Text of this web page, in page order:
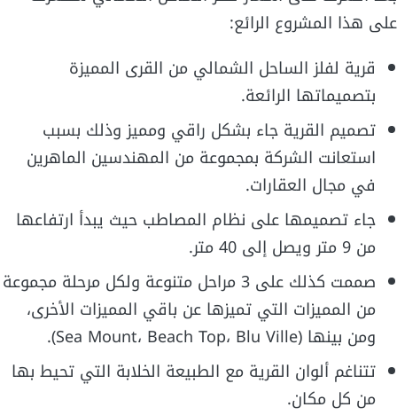
على هذا المشروع الرائع:
قرية لفلز الساحل الشمالي من القرى المميزة
بتصميماتها الرائعة.
تصميم القرية جاء بشكل راقي ومميز وذلك بسبب
استعانت الشركة بمجموعة من المهندسين الماهرين
في مجال العقارات.
جاء تصميمها على نظام المصاطب حيث يبدأ ارتفاعها
من 9 متر ويصل إلى 40 متر.
صممت كذلك على 3 مراحل متنوعة ولكل مرحلة مجموعة
من المميزات التي تميزها عن باقي المميزات الأخرى،
ومن بينها (Sea Mount، Beach Top، Blu Ville).
تتناغم ألوان القرية مع الطبيعة الخلابة التي تحيط بها
من كل مكان.